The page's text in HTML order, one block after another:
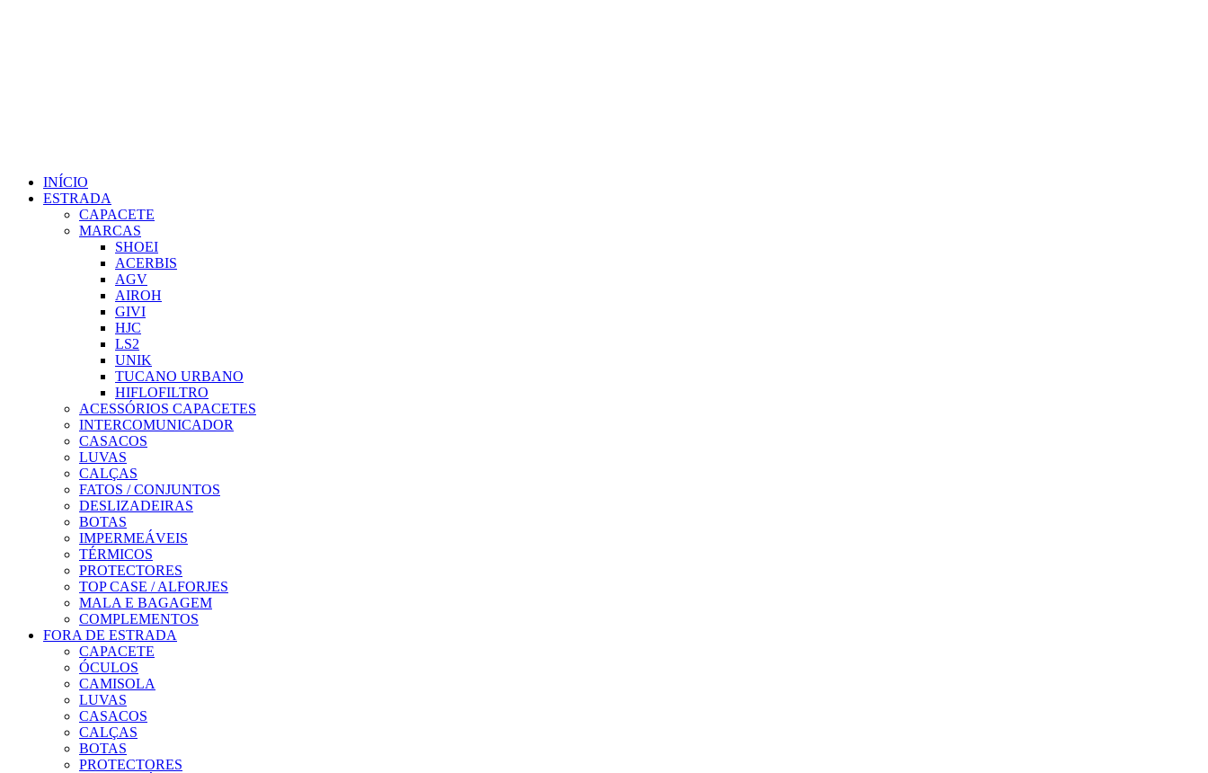
INÍCIO
ESTRADA
CAPACETE
MARCAS
SHOEI
ACERBIS
AGV
AIROH
GIVI
HJC
LS2
UNIK
TUCANO URBANO
HIFLOFILTRO
ACESSÓRIOS CAPACETES
INTERCOMUNICADOR
CASACOS
LUVAS
CALÇAS
FATOS / CONJUNTOS
DESLIZADEIRAS
BOTAS
IMPERMEÁVEIS
TÉRMICOS
PROTECTORES
TOP CASE / ALFORJES
MALA E BAGAGEM
COMPLEMENTOS
FORA DE ESTRADA
CAPACETE
ÓCULOS
CAMISOLA
LUVAS
CASACOS
CALÇAS
BOTAS
PROTECTORES